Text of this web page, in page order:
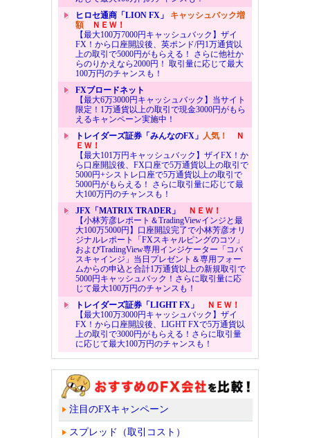
ヒロセ通商「LION FX」 キャッシュバック増
額ＮＥＷ！
【最大100万7000円キャッシュバック】ザイ
FX！から口座開設後、英ポンド/円1万通貨以
上の取引で5000円がもらえる！ さらに他社か
らのりかえなら2000円！ 取引量に応じて最大
100万円のチャンスも！
FXブロードネット
【最大6万3000円キャッシュバック】当サイト
限定！1万通貨以上の取引で現金3000円がもら
えるキャンペーン実施中！
トレイダーズ証券「みんなのFX」 人気！
Ｎ
ＥＷ！
【最大101万円キャッシュバック】ザイFX！か
ら口座開設後、FX口座で5万通貨以上の取引で
5000円+シストレ口座で5万通貨以上の取引で
5000円がもらえる！ さらに取引量に応じて最
大100万円のチャンスも！
JFX「MATRIX TRADER」
ＮＥＷ！
【小林芳彦レポート＆TradingViewインジと最
大100万5000円】口座開設完了で小林芳彦オリ
ジナルレポート「FXスキャルピングのコツ」
およびTradingView専用インジケーター「コバ
スキャインジ」当日プレゼント＆専用フォー
ムからの申込と合計1万通貨以上の新規取引で
5000円キャッシュバック！さらに取引量に応
じて最大100万円のチャンスも！
トレイダーズ証券「LIGHT FX」
ＮＥＷ！
【最大100万3000円キャッシュバック】ザイ
FX！から口座開設後、LIGHT FXで5万通貨以
上の取引で3000円がもらえる！さらに取引量
に応じて最大100万円のチャンスも！
注目のFXキャンペーン
スプレッド（取引コスト）